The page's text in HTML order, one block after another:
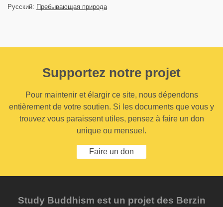
Русский: Пребывающая природа
Supportez notre projet
Pour maintenir et élargir ce site, nous dépendons
entièrement de votre soutien. Si les documents que vous y
trouvez vous paraissent utiles, pensez à faire un don
unique ou mensuel.
Faire un don
Study Buddhism est un projet des Berzin